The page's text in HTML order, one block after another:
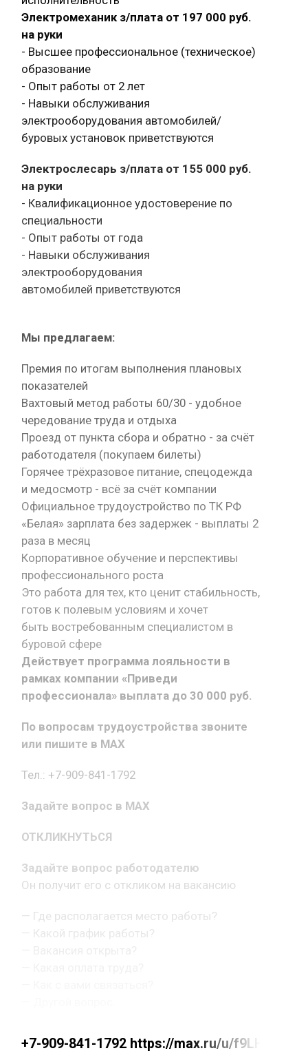
Электромеханик з/плата от 197 000 руб.
на руки
- Высшее профессиональное (техническое)
образование
- Опыт работы от 2 лет
- Навыки обслуживания
электрооборудования автомобилей/
буровых установок приветствуются
Электрослесарь з/плата от 155 000 руб.
на руки
- Квалификационное удостоверение по
специальности
- Опыт работы от года
- Навыки обслуживания
электрооборудования
автомобилей приветствуются
Мы предлагаем:
Премия по итогам выполнения плановых
показателей
Вахтовый метод работы 60/30 - удобное
чередование труда и отдыха
Проезд от пункта сбора и обратно - за счёт
работодателя (покупаем билеты)
Горячее трёхразовое питание, спецодежда
и медосмотр - всё за счёт компании
Официальное трудоустройство по ТК РФ
«Белая» зарплата без задержек - выплаты 2
раза в месяц
Корпоративное обучение и перспективы
профессионального роста
Это работа для тех, кто ценит стабильность,
готов к полевым условиям и хочет
быть востребованным специалистом в
буровой сфере
Действует программа лояльности в
рамках компании «Приведи
профессионала» выплата до 30 000 руб.
По вопросам трудоустройства звоните
или пишите в MAX
Тел.: +7-909-841-1792
Задайте вопрос в MAX
ОТКЛИКНУТЬСЯ
Задайте вопрос работодателю
Он получит его с откликом на вакансию
— Где располагается место работы?
— Какой график работы?
+7-909-841-1792 https://max.ru/u/